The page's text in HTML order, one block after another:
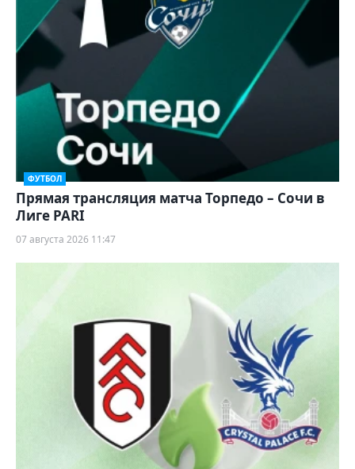
ФУТБОЛ
Прямая трансляция матча Торпедо – Сочи в
Лиге PARI
07 августа 2026 11:47